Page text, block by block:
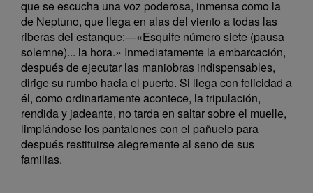
que se escucha una voz poderosa, inmensa como la
de Neptuno, que llega en alas del viento a todas las
riberas del estanque:—«Esquife número siete (pausa
solemne)... la hora.» Inmediatamente la embarcación,
después de ejecutar las maniobras indispensables,
dirige su rumbo hacia el puerto. Si llega con felicidad a
él, como ordinariamente acontece, la tripulación,
rendida y jadeante, no tarda en saltar sobre el muelle,
limpiándose los pantalones con el pañuelo para
después restituirse alegremente al seno de sus
familias.